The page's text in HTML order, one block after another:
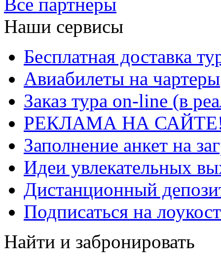
Наши сервисы
Бесплатная доставка
Авиабилеты на чартеры
Заказ тура on-line (в
РЕКЛАМА НА
Заполнение анкет на
Идеи увлекательных
Дистанционный
Подписаться на
Найти и забронировать